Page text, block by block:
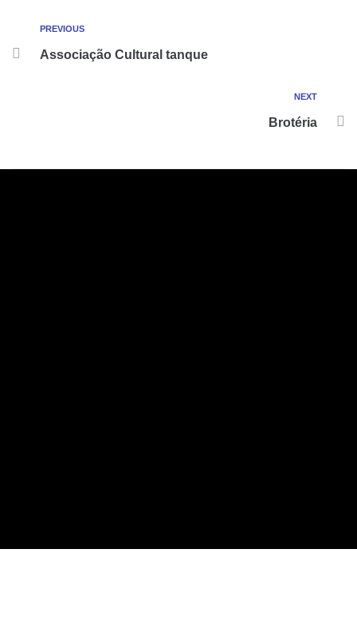
PREVIOUS
Associação Cultural tanque
NEXT
Brotéria